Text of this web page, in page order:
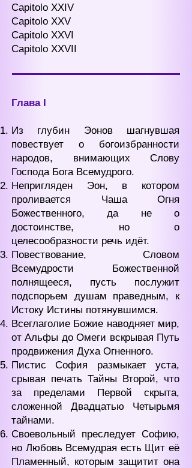
Capitolo XXIV
Capitolo XXV
Capitolo XXVI
Capitolo XXVII
Глава I
Из глубин Эонов шагнувшая
повествует о богоизбранности
народов, внимающих Слову
Господа Бога Всемудрого.
Непригляден Эон, в котором
проливается Чаша Огня
Божественного, да не о
достоинстве, но о
целесообразности речь идёт.
Повествование, Словом
Всемудрости Божественной
полнящееся, пусть послужит
подспорьем душам праведным, к
Истоку Истины потянувшимся.
Всеглаголие Божие наводняет мир,
от Альфы до Омеги вскрывая Путь
продвижения Духа Огненного.
Пистис София размыкает уста,
срывая печать Тайны Второй, что
за пределами Первой скрыта,
сложенной Двадцатью Четырьмя
тайнами.
Своевольный преследует Софию,
но Любовь Всемудрая есть Щит её
Пламенный, которым защитит она